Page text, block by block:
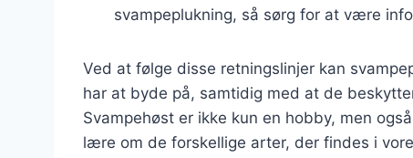
svampeplukning, så sørg for at være
Ved at følge disse retningslinjer kan
har at byde på, samtidig med at de
Svampehøst er ikke kun en hobby, men
lære om de forskellige arter, der findes i